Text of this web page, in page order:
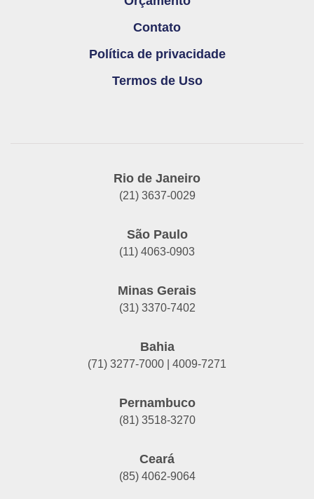
Contato
Política de privacidade
Termos de Uso
Rio de Janeiro
(21) 3637-0029
São Paulo
(11) 4063-0903
Minas Gerais
(31) 3370-7402
Bahia
(71) 3277-7000 | 4009-7271
Pernambuco
(81) 3518-3270
Ceará
(85) 4062-9064